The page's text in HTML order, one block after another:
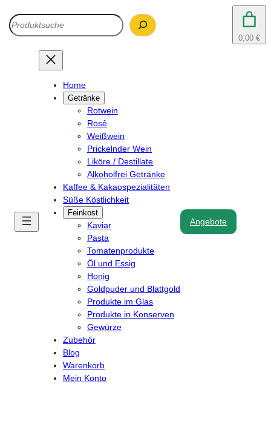
Search
0,00 €
Home
Getränke
Rotwein
Rosê
Weißwein
Prickelnder Wein
Liköre / Destillate
Alkoholfrei Getränke
Kaffee & Kakaospezialitäten
Süße Köstlichkeit
Feinkost
Kaviar
Pasta
Tomatenprodukte
Öl und Essig
Honig
Goldpuder und Blattgold
Produkte im Glas
Produkte in Konserven
Gewürze
Zubehör
Blog
Warenkorb
Mein Konto
Angebote